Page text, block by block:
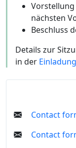
nächsten
Beschluss
Details zur
in der Einladung
Contact
Contact